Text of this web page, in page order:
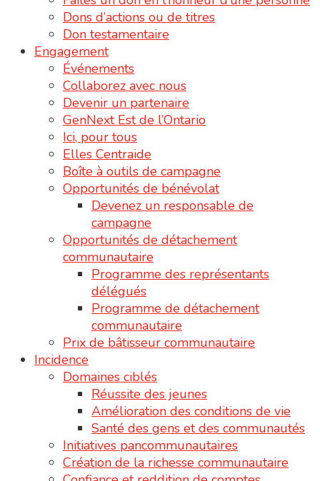
Dons d’actions ou de titres
Don testamentaire
Engagement
Événements
Collaborez avec nous
Devenir un partenaire
GenNext Est de l’Ontario
Ici, pour tous
Elles Centraide
Boîte à outils de campagne
Opportunités de bénévolat
Devenez un responsable de
campagne
Opportunités de détachement
communautaire
Programme des représentants
délégués
Programme de détachement
communautaire
Prix de bâtisseur communautaire
Incidence
Domaines ciblés
Réussite des jeunes
Amélioration des conditions de vie
Santé des gens et des communautés
Initiatives pancommunautaires
Création de la richesse communautaire